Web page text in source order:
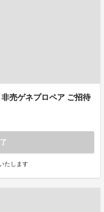
売ゲネプロペア ご招待
たします